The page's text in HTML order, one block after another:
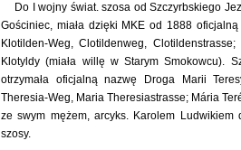
Do I wojny świat. szosa od Szczyrbskiego
Gościniec, miała dzięki MKE od 1888
Klotilden-Weg, Clotildenweg,
Klotyldy (miała willę w Starym Smokowcu).
otrzymała oficjalną nazwę Droga Marii
Theresia-Weg, Maria Theresiastrasse; Mária
ze swym mężem, arcyks. Karolem Ludwikiem
szosy.